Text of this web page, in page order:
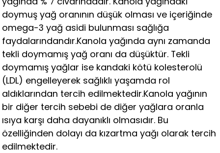
doymuş yağ oranının düşük olması ve içeriğinde
omega-3 yağ asidi bulunması sağlığa
faydalarındandır.Kanola yağında aynı zamanda
tekli doymamış yağ oranı da düşüktür. Tekli
doymamış yağlar ise kandaki kötü kolesterolü
(LDL) engelleyerek sağlıklı yaşamda rol
aldıklarından tercih edilmektedir.Kanola yağının
bir diğer tercih sebebi de diğer yağlara oranla
ısıya karşı daha dayanıklı olmasıdır. Bu
özelliğinden dolayı da kızartma yağı olarak tercih
edilmektedir.